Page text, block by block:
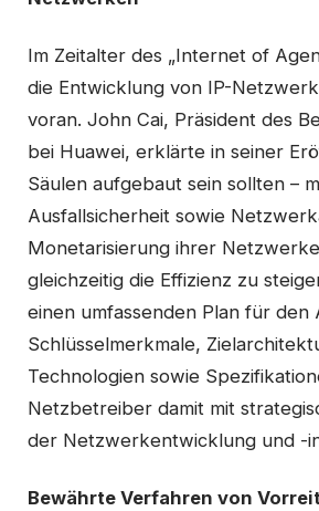
Im Zeitalter des „Internet of
die Entwicklung von IP-
voran. John Cai, Präsident des
bei Huawei, erklärte in seiner
Säulen aufgebaut sein sollten –
Ausfallsicherheit sowie
Monetarisierung ihrer
gleichzeitig die Effizienz zu
einen umfassenden Plan für
Schlüsselmerkmale,
Technologien sowie
Netzbetreiber damit mit
der Netzwerkentwicklung und -
Bewährte Verfahren von